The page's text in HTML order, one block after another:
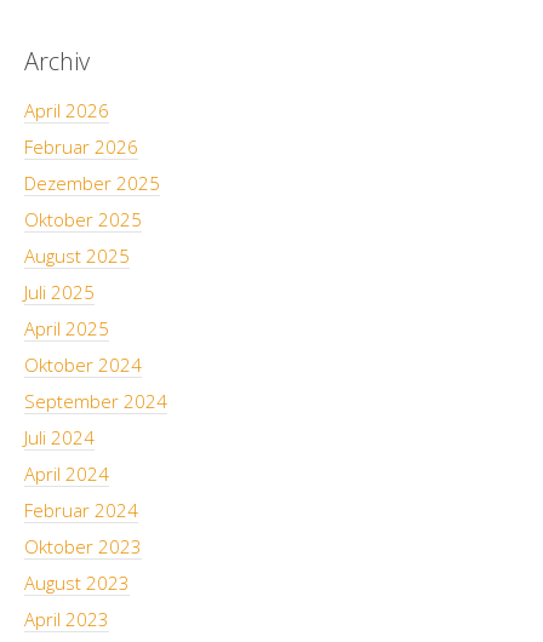
Archiv
April 2026
Februar 2026
Dezember 2025
Oktober 2025
August 2025
Juli 2025
April 2025
Oktober 2024
September 2024
Juli 2024
April 2024
Februar 2024
Oktober 2023
August 2023
April 2023